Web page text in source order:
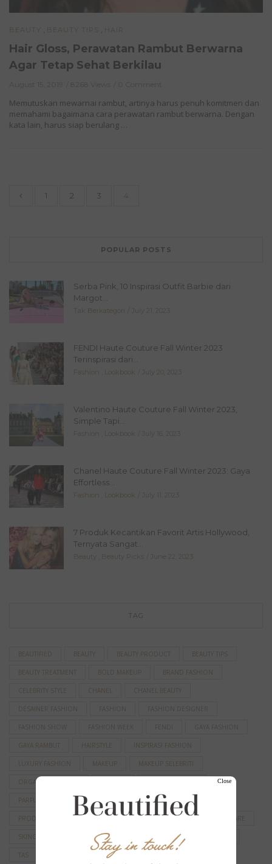
BEAUTY BEAUTY TIPS HAIR
Hair Gloss, Perawatan Rambut Berwarna
Agar Tetap Sehat Berkilau
Memutuskan mewarnai rambut, artinya harus penuh komitmen dan
memahami bagaimana cara perawatan rambut berwarna. Dengan
kata lain, harus siap berulang …
1 2 3 4
POPULAR POSTS
Serba Pink, 10 Inspirasi Outfit Barbie dari
Margot...
Tak Berkategori July 21, 2023
FENDI Haute Couture Fall Winter 2023
Terinspirasi dari...
Fashion Lookbook July 20, 2023
Valentino Haute Couture Fall Winter 2023,
Simple Tapi...
Fashion Lookbook July 16, 2023
Chanel Haute Couture Fall Winter 2023: Gaya
Effortless...
Fashion Lookbook July 11, 2023
7 Produk Kecantikan Favorit Artis Hollywood,
Ternyata Sangat...
Beauty Beauty Picks June 22, 2023
TAG
BEAUTIFIED BEAUTY BEAUTY PRODUCT BEAUTY TIPS
BEAUTY TREATMENT BOLD MAKEUP BRAND FASHION
CELEBRITY STYLE CHANEL CHANEL BEAUTY
DESAINER FASHION FASHION FASHION DESIGNER
FASHION SHOW FASHION WEEK FENDI GAYA FASHION
GAYA RAMBUT HAIRSTYLE INSPIRASI FASHION
LUXURY FASHION MAKEUP MAKEUP SELEBRITI
ORGANIC SKINCARE
PARFUM CHANEL TERBAIK PERAWATAN KECANTIKAN
PRODUK KECANTIKAN RED CARPET LOOK RUTINITAS SKINCARE
SKINCARE SKINCARE KOREA SKINCARE LOKAL
TAS TAS MEWAH
Close